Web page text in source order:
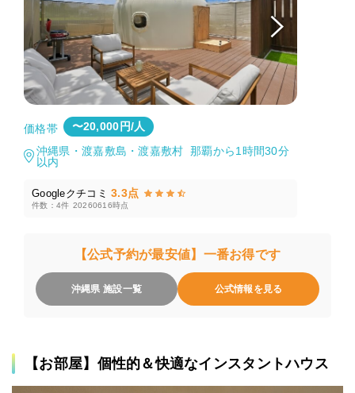
価格帯
〜20,000円/人
沖縄県・渡嘉敷島・渡嘉敷村 那覇から1時間30分
以内
Googleクチコミ 3.3点
件数：4件 20260616時点
【公式予約が最安値】一番お得です
沖縄県 施設一覧 公式情報を見る
【お部屋】個性的＆快適なインスタントハウス